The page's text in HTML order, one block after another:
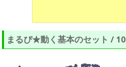
まるぴ★動く基本のセット / 10